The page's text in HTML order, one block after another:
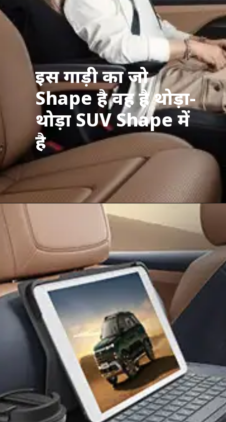
इस गाड़ी का जो
Shape है वह है थोड़ा-
थोड़ा SUV Shape में
है